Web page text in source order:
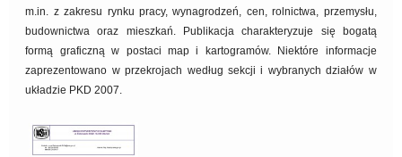
m.in. z zakresu rynku pracy, wynagrodzeń, cen, rolnictwa, przemysłu,
budownictwa oraz mieszkań. Publikacja charakteryzuje się bogatą
formą graficzną w postaci map i kartogramów. Niektóre informacje
zaprezentowano w przekrojach według sekcji i wybranych działów w
układzie PKD 2007.